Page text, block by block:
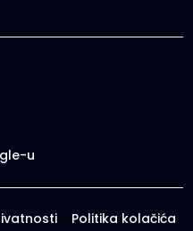
u
Politika kolačića